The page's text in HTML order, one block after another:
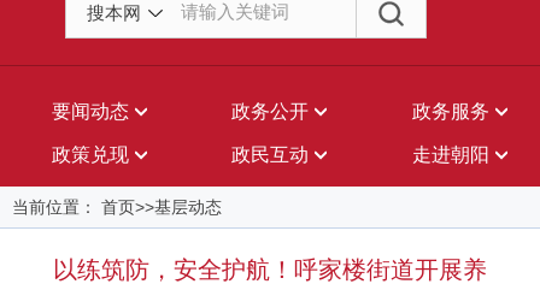
搜本网
要闻动态 政务公开 政务服务
政策兑现 政民互动 走进朝阳
当前位置： 首页>>基层动态
以练筑防，安全护航！呼家楼街道开展养